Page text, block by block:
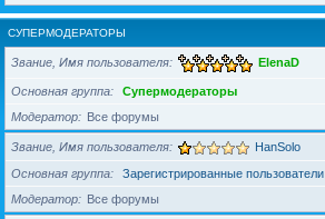
СУПЕРМОДЕРАТОРЫ
Звание, Имя пользователя ElenaD
Основная группа
Супермодераторы
Модератор
Все форумы
Звание, Имя пользователя HanSolo
Основная группа
Зарегистрированные пользователи
Модератор
Все форумы